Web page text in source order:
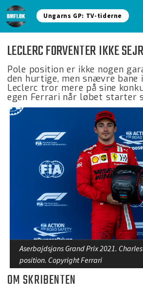
Ungarns GP: TV-tiderne
LECLERC FORVENTER IKKE SEJR
Pole position er ikke nogen
den hurtige, men snævre bane
Leclerc tror mere på sine
egen Ferrari når løbet starter
Aserbajdsjans Grand Prix 2021.
position. Copyright Ferrari
OM SKRIBENTEN